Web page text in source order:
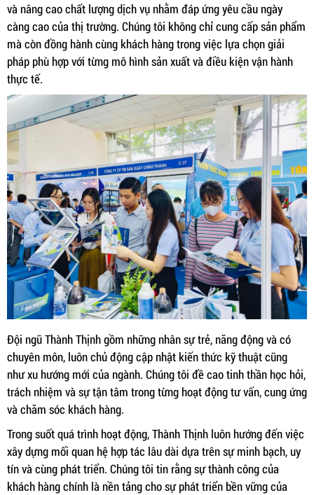
và nâng cao chất lượng dịch vụ nhằm đáp ứng yêu cầu ngày
càng cao của thị trường. Chúng tôi không chỉ cung cấp sản phẩm
mà còn đồng hành cùng khách hàng trong việc lựa chọn giải
pháp phù hợp với từng mô hình sản xuất và điều kiện vận hành
thực tế.
Đội ngũ Thành Thịnh gồm những nhân sự trẻ, năng động và có
chuyên môn, luôn chủ động cập nhật kiến thức kỹ thuật cũng
như xu hướng mới của ngành. Chúng tôi đề cao tinh thần học hỏi,
trách nhiệm và sự tận tâm trong từng hoạt động tư vấn, cung ứng
và chăm sóc khách hàng.
Trong suốt quá trình hoạt động, Thành Thịnh luôn hướng đến việc
xây dựng mối quan hệ hợp tác lâu dài dựa trên sự minh bạch, uy
tín và cùng phát triển. Chúng tôi tin rằng sự thành công của
khách hàng chính là nền tảng cho sự phát triển bền vững của